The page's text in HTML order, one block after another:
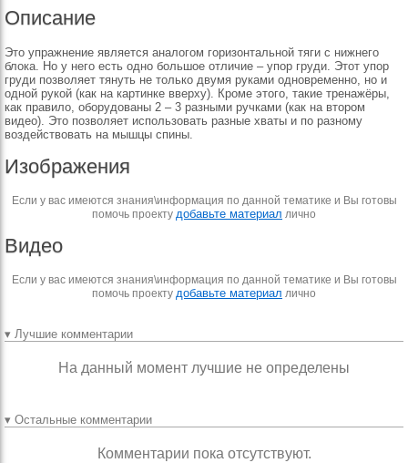
Описание
Это упражнение является аналогом горизонтальной тяги с нижнего
блока. Но у него есть одно большое отличие – упор груди. Этот упор
груди позволяет тянуть не только двумя руками одновременно, но и
одной рукой (как на картинке вверху). Кроме этого, такие тренажёры,
как правило, оборудованы 2 – 3 разными ручками (как на втором
видео). Это позволяет использовать разные хваты и по разному
воздействовать на мышцы спины.
Изображения
Если у вас имеются знания\информация по данной тематике и Вы готовы
помочь проекту добавьте материал лично
Видео
Если у вас имеются знания\информация по данной тематике и Вы готовы
помочь проекту добавьте материал лично
▾ Лучшие комментарии
На данный момент лучшие не определены
▾ Остальные комментарии
Комментарии пока отсутствуют.